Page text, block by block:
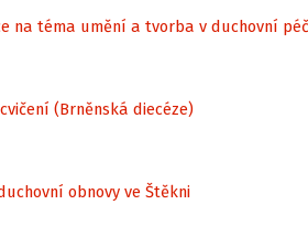
na téma umění a tvorba v duchovní
(Brněnská diecéze)
obnovy ve Štěkni